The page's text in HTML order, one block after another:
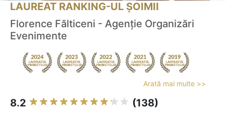
LAUREAT RANKING-UL ȘOIMII
Florence Fălticeni - Agenție Organizări
Evenimente
Arată mai multe >>
8.2 (138)